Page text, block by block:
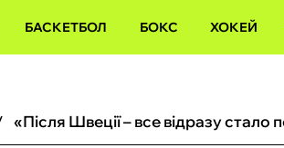
БАСКЕТБОЛ БОКС ХОКЕЙ